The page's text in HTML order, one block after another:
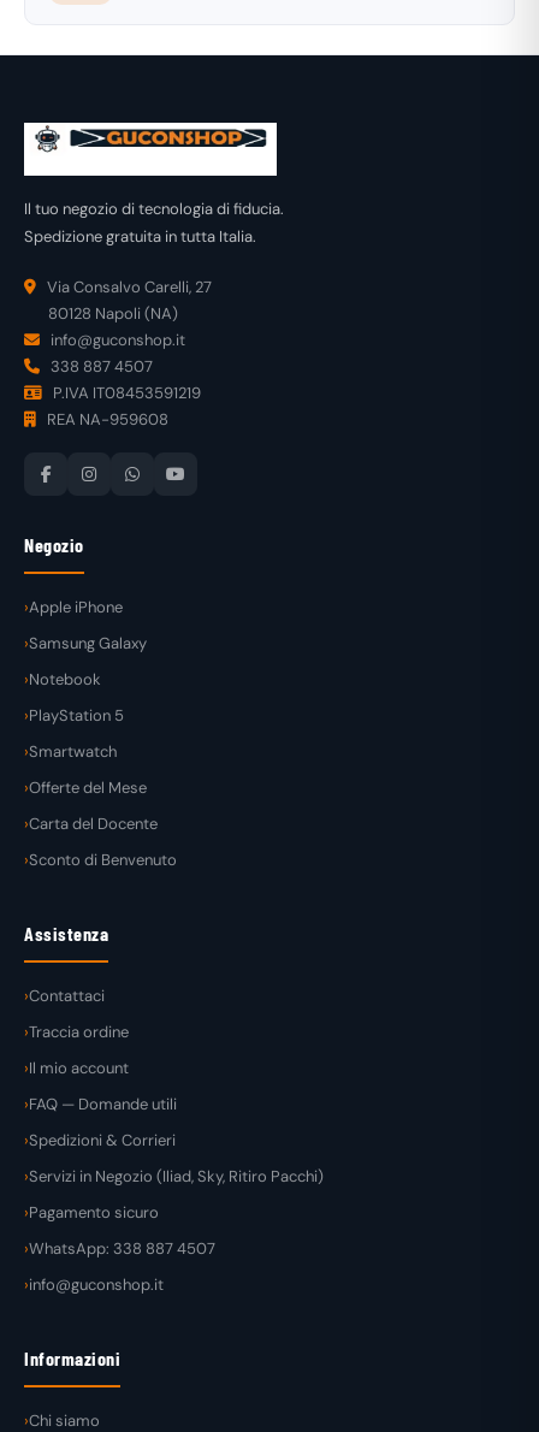
Il tuo negozio di tecnologia di fiducia.
Spedizione gratuita in tutta Italia.
Via Consalvo Carelli, 27
80128 Napoli (NA)
info@guconshop.it
338 887 4507
P.IVA IT08453591219
REA NA-959608
Negozio
Apple iPhone
Samsung Galaxy
Notebook
PlayStation 5
Smartwatch
Offerte del Mese
Carta del Docente
Sconto di Benvenuto
Assistenza
Contattaci
Traccia ordine
Il mio account
FAQ — Domande utili
Spedizioni & Corrieri
Servizi in Negozio (Iliad, Sky, Ritiro Pacchi)
Pagamento sicuro
WhatsApp: 338 887 4507
info@guconshop.it
Informazioni
Chi siamo